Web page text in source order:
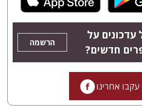
עדכונים על
חדשים?
הרשמה
עקבו אחרינו